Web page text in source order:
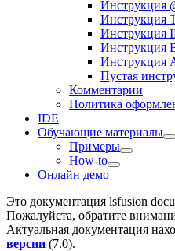
Инструкция
Инструкция
Инструкция
Инструкция
Инструкция
Пустая
Комментарии
Политика
IDE
Обучающие материалы
Примеры
How-to
Онлайн демо
Это документация lsfusion
Пожалуйста, обратите
Актуальная документация
версии (7.0).